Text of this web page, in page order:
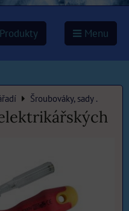
Produkty Menu
Šroubováky, sady .